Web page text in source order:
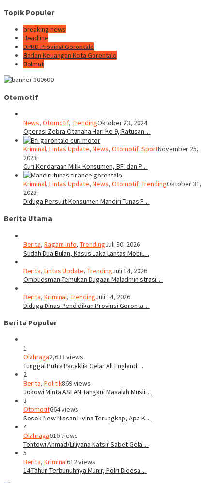
Topik Populer
breaking news
Headline
DPRD Provinsi Gorontalo
Badan Keuangan Kota Gorontalo
Bolmut
Otomotif
News, Otomotif, TrendingOktober 23, 2024
Operasi Zebra Otanaha Hari Ke 9, Ratusan…
Kriminal, Lintas Update, News, Otomotif, SportNovember 25,
2023
Curi Kendaraan Milik Konsumen, BFI dan P…
Kriminal, Lintas Update, News, Otomotif, TrendingOktober 31,
2023
Diduga Persulit Konsumen Mandiri Tunas F…
Berita Utama
Berita, Ragam Info, TrendingJuli 30, 2026
Sudah Dua Bulan, Kasus Laka Lantas Mobil…
Berita, Lintas Update, TrendingJuli 14, 2026
Ombudsman Temukan Dugaan Maladministrasi…
Berita, Kriminal, TrendingJuli 14, 2026
Diduga Dinas Pendidikan Provinsi Goronta…
Berita Populer
1
Olahraga2,633 views
Tunggal Putra Paceklik Gelar All England…
2
Berita, Politik869 views
Jokowi Minta ASEAN Tangani Masalah Musli…
3
Otomotif664 views
Sosok New Nissan Livina Terungkap, Apa K…
4
Olahraga616 views
Tontowi Ahmad/Liliyana Natsir Sabet Gela…
5
Berita, Kriminal612 views
14 Tahun Terbunuhnya Munir, Polri Didesa…